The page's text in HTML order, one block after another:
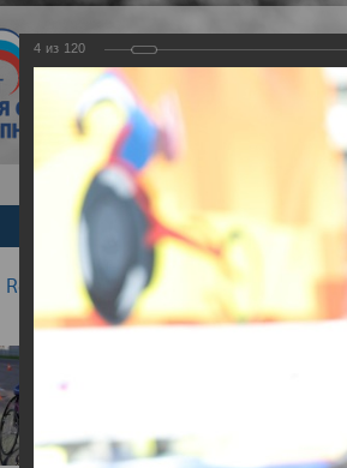
Команда Новости
Sport Wheelchair Half
4 из 120